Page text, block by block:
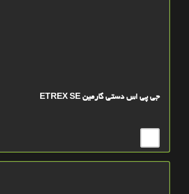
جی پی اس دستی گارمین ETREX SE